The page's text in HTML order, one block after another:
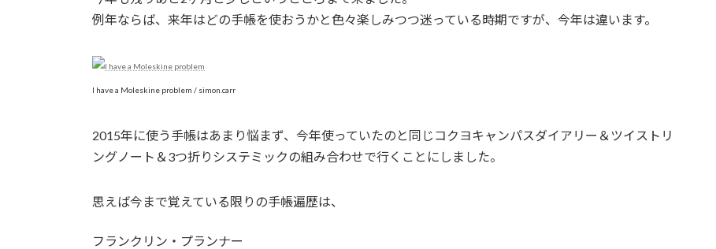
例年ならば、来年はどの手帳を使おうかと色々楽しみつつ迷っている時期ですが、今年は違います。
I have a Moleskine problem / simon.carr
2015年に使う手帳はあまり悩まず、今年使っていたのと同じコクヨキャンパスダイアリー＆ツイストリ
ングノート＆3つ折りシステミックの組み合わせで行くことにしました。
思えば今まで覚えている限りの手帳遍歴は、
フランクリン・プランナー